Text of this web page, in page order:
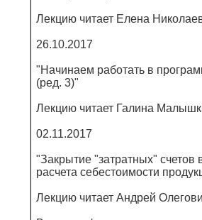
Лекцию читает Елена
26.10.2017
"Начинаем работать в
(ред. 3)"
Лекцию читает Галина
02.11.2017
"Закрытие "затратных"
расчета себестоимости
Лекцию читает Андрей